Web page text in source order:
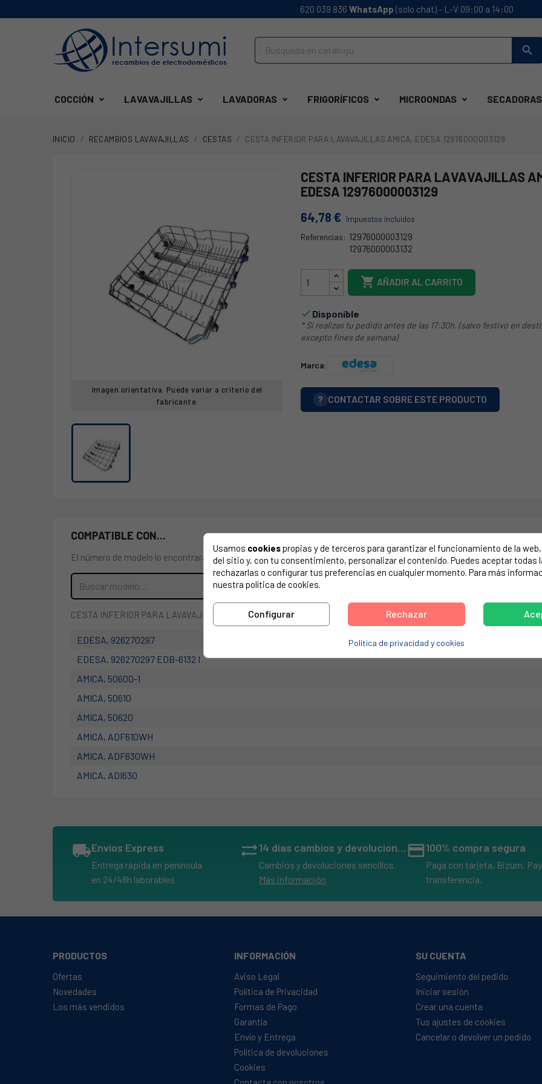
620 039 836 WhatsApp (solo chat) - L-V 09:00 a 14:00
search
COCCIÓN LAVAVAJILLAS LAVADORAS FRIGORÍFICOS MICROONDAS SECADORAS
INICIO RECAMBIOS LAVAVAJILLAS CESTAS CESTA INFERIOR PARA LAVAVAJILLAS AMICA, EDESA 12976000003129
Imagen orientativa. Puede variar a criterio del
fabricante.
CESTA INFERIOR PARA LAVAVAJILLAS
EDESA 12976000003129
64,78 € Impuestos incluidos
Referencias: 12976000003129
12976000003132
1297600000312
 AÑADIR AL CARRITO
 Disponible
* Si realizas tu pedido antes de las 17:30h. (salvo festivo en
excepto fines de semana)
Marca:
? CONTACTAR SOBRE ESTE PRODUCTO
COMPATIBLE CON...
El número de modelo lo encontrarás en la etiqueta de tu electrodoméstico. Suele estar formado por números y letras.
CESTA INFERIOR PARA LAVAVAJILLAS AMICA, EDESA AS0033460
EDESA, 926270297
EDESA, 926270297 EDB-6132 I
AMICA, 50600-1
AMICA, 50610
AMICA, 50620
AMICA, ADF610WH
AMICA, ADF630WH
AMICA, ADI630
AMICA, DFM61E6QWMG
AMICA, DFM61E6QWN
AMICA, EGSP 14670 V
AMICA, EGSP 14697 E
local_shippingEnvíos Express
Entrega rápida en península
en 24/48h laborables
sync_alt 14 días cambios y devoluciones
Cambios y devoluciones sencillos.
Más información
credit_card100% compra segura
Paga con tarjeta, Bizum,
transferencia.
PRODUCTOS
Ofertas
Novedades
Los más vendidos
INFORMACIÓN
Aviso Legal
Política de Privacidad
Formas de Pago
Garantía
Envío y Entrega
Política de devoluciones
Cookies
SU CUENTA
Seguimiento del pedido
Iniciar sesión
Crear una cuenta
Tus ajustes de cookies
Cancelar o devolver un pedido
Usamos cookiespropias y de terceros para garantizar el funcionamiento de la
del sitio y, con tu consentimiento, personalizar el contenido. Puedes aceptar todas
rechazarlas o configurar tus preferencias en cualquier momento. Para más
nuestra política de cookies.
Configurar Rechazar
Política de privacidad y cookies